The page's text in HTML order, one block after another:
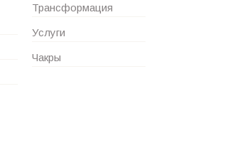
Трансформация
Услуги
Чакры